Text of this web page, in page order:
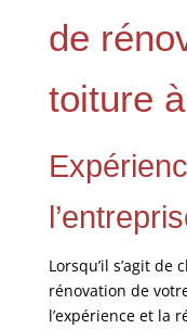
de
toiture
Lorsqu’il s’agit
rénovation de
l’expérience et la